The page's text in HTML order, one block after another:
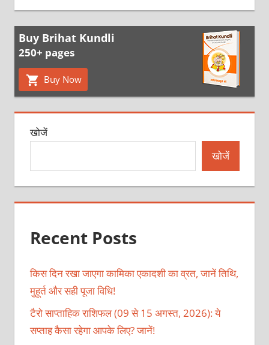
Buy Brihat Kundli
250+ pages
Buy Now
खोजें
खोजें
Recent Posts
किस दिन रखा जाएगा कामिका एकादशी का व्रत, जानें तिथि,
मुहूर्त और सही पूजा विधि!
टैरो साप्ताहिक राशिफल (09 से 15 अगस्त, 2026): ये
सप्ताह कैसा रहेगा आपके लिए? जानें!